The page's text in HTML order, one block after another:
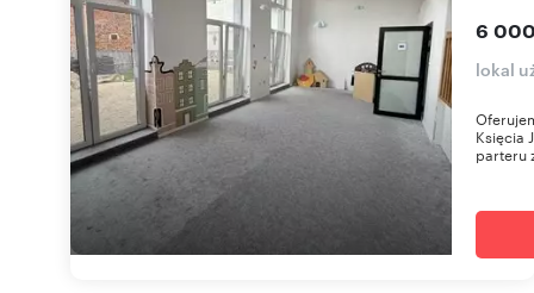
6
lokal
Księcia
parteru